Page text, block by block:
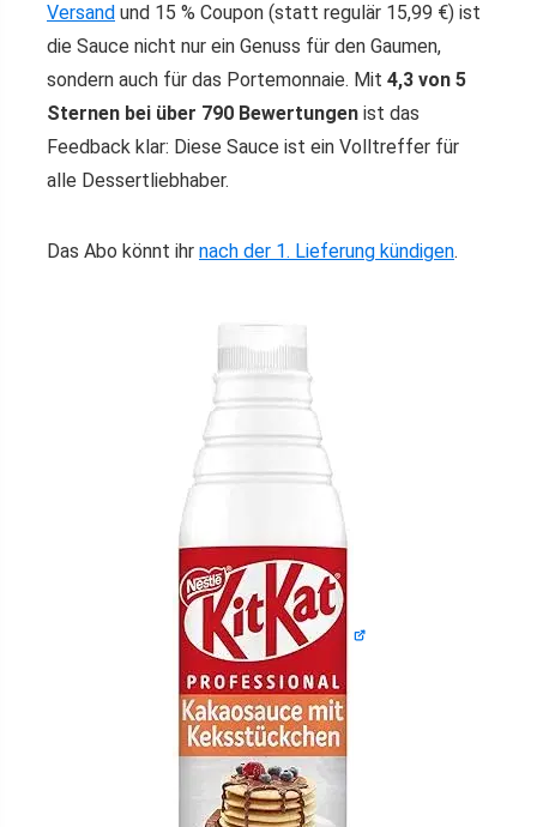
Versand und 15 % Coupon (statt regulär 15,99 €) ist
die Sauce nicht nur ein Genuss für den Gaumen,
sondern auch für das Portemonnaie. Mit 4,3 von 5
Sternen bei über 790 Bewertungen ist das
Feedback klar: Diese Sauce ist ein Volltreffer für
alle Dessertliebhaber.
Das Abo könnt ihr nach der 1. Lieferung kündigen.